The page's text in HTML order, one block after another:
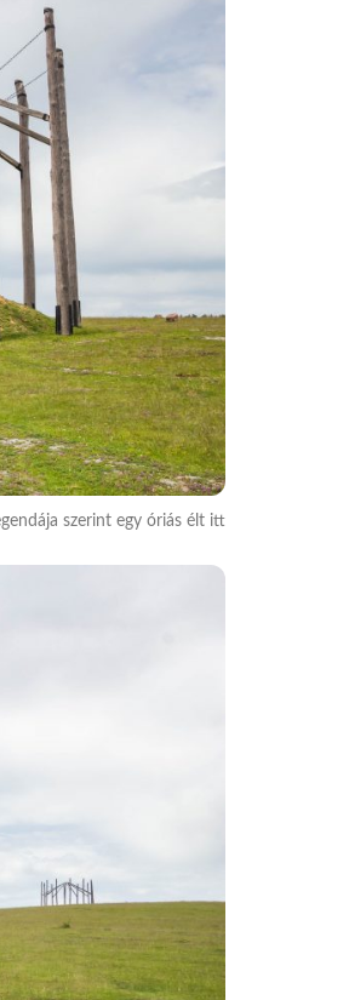
szerint egy óriás élt itt